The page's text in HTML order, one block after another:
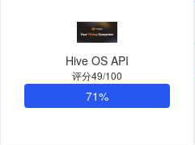
Hive OS API
评分49/100
71%